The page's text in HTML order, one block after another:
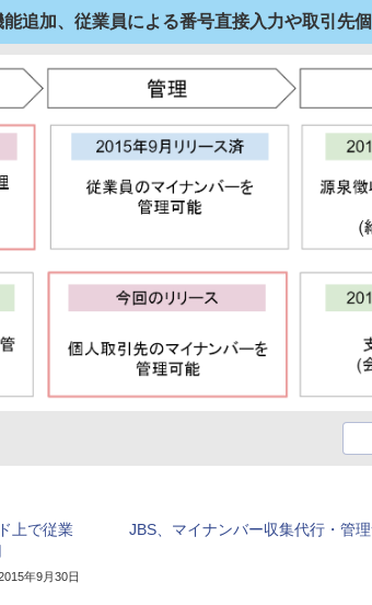
能追加、従業員による番号直接入力や取引先
上で従業
年9月30日
JBS、マイナンバー収集代行・管